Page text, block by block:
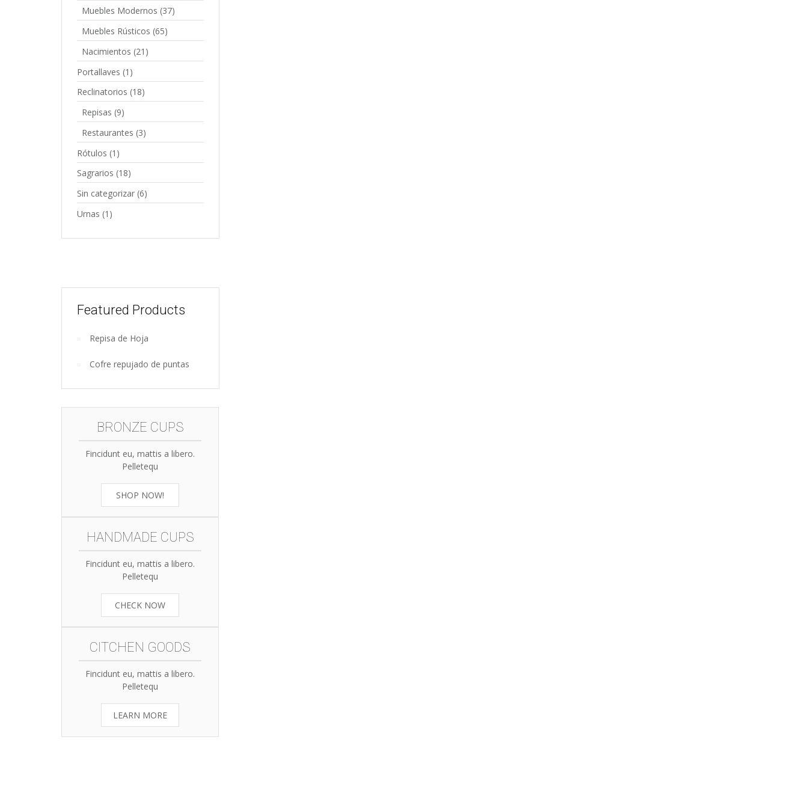
Muebles Modernos (37)
Muebles Rústicos (65)
Nacimientos (21)
Portallaves (1)
Reclinatorios (18)
Repisas (9)
Restaurantes (3)
Rótulos (1)
Sagrarios (18)
Sin categorizar (6)
Urnas (1)
Wooden
kitchen
tools
Featured Products
Repisa de Hoja
Cofre repujado de puntas
BRONZE CUPS
Fincidunt eu, mattis a libero.
Pelletequ
SHOP NOW!
HANDMADE CUPS
Fincidunt eu, mattis a libero.
Pelletequ
CHECK NOW
CITCHEN GOODS
Fincidunt eu, mattis a libero.
Pelletequ
LEARN MORE